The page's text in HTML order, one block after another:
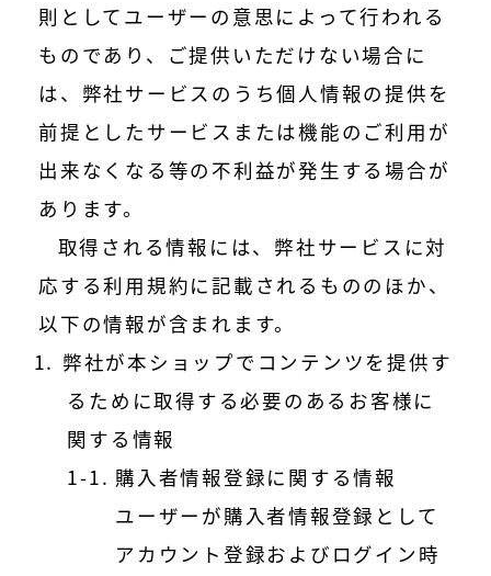
則としてユーザーの意思によって行われる
ものであり、ご提供いただけない場合に
は、弊社サービスのうち個人情報の提供を
前提としたサービスまたは機能のご利用が
出来なくなる等の不利益が発生する場合が
あります。
取得される情報には、弊社サービスに対
応する利用規約に記載されるもののほか、
以下の情報が含まれます。
弊社が本ショップでコンテンツを提供す
るために取得する必要のあるお客様に
関する情報
購入者情報登録に関する情報
ユーザーが購入者情報登録として
アカウント登録およびログイン時